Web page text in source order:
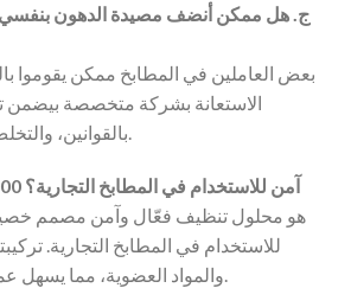
ج. هل ممكن أنضف مصيدة الدهون
بعض العاملين في المطابخ ممكن يقوموا
الاستعانة بشركة متخصصة بيضمن
د. هل Aquaquick 2000 آمن للاستخدام في المطابخ التجارية؟
للاستخدام في المطابخ التجارية.
والمواد العضوية، مما يسهل عملية التنظيف والصيانة.